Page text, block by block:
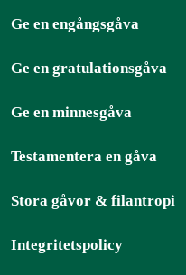
Ge en engångsgåva
Ge en gratulationsgåva
Ge en minnesgåva
Testamentera en gåva
Stora gåvor & filantropi
Integritetspolicy